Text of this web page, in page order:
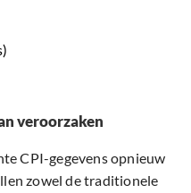
veroorzaken
CPI-gegevens opnieuw
zowel de traditionele